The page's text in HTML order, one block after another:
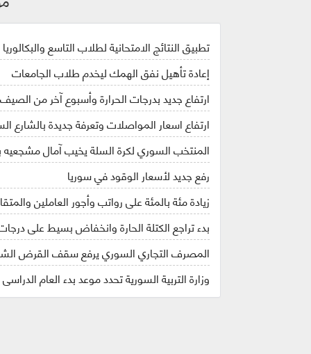
تطبيق النتائج الامتحانية لطلاب التاسع والبكالوريا
إعادة تأهيل نفق الهمك ليخدم طلاب الجامعات
ارتفاع جديد بدرجات الحرارة وأسبوع آخر من
ارتفاع اسعار المواصلات وتعرفة جديدة بالشارع
المنتخب السوري لكرة السلة يخيب آمال مشجعيه
رفع جديد لأسعار الوقود في سوريا
زيادة مئة بالمئة على رواتب وأجور العاملين
بدء تراجع الكتلة الحارة وانخفاض بسيط على
المصرف التجاري السوري يرفع سقف القرض الشخصي
وزارة التربية السورية تحدد موعد بدء العام الدراسي 2023_2024